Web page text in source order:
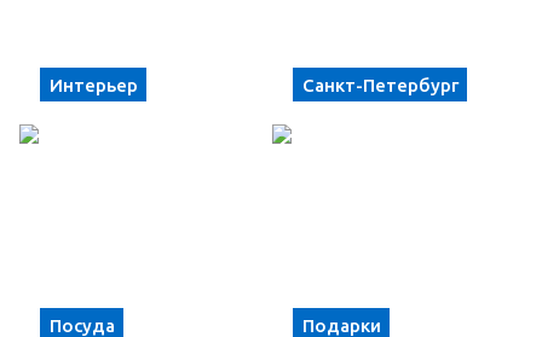
Интерьер Санкт-Петербург
Посуда Подарки